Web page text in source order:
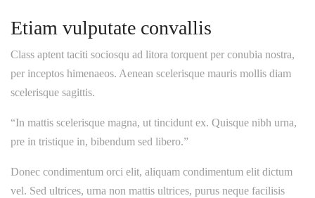
Etiam vulputate convallis
Class aptent taciti sociosqu ad litora torquent per conubia nostra,
per inceptos himenaeos. Aenean scelerisque mauris mollis diam
scelerisque sagittis.
“In mattis scelerisque magna, ut tincidunt ex. Quisque nibh urna,
pre in tristique in, bibendum sed libero.”
Donec condimentum orci elit, aliquam condimentum elit dictum
vel. Sed ultrices, urna non mattis ultrices, purus neque facilisis